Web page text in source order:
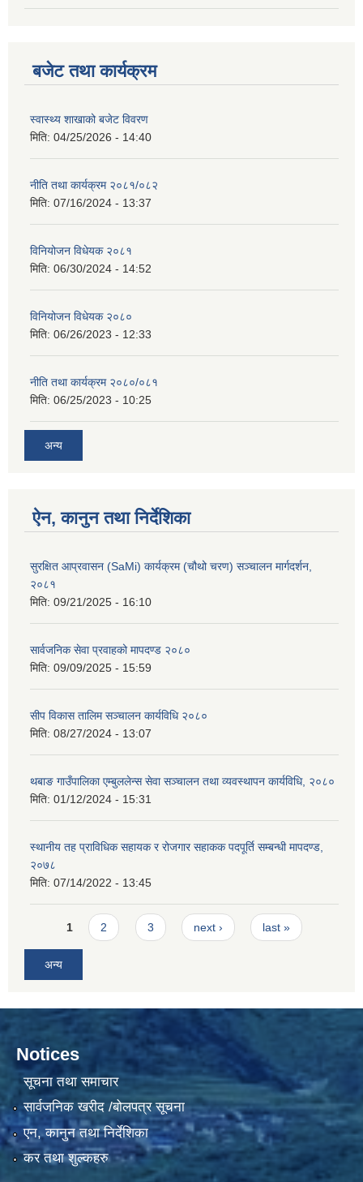
बजेट तथा कार्यक्रम
स्वास्थ्य शाखाको बजेट विवरण
मिति: 04/25/2026 - 14:40
नीति तथा कार्यक्रम २०८१/०८२
मिति: 07/16/2024 - 13:37
विनियोजन विधेयक २०८१
मिति: 06/30/2024 - 14:52
विनियोजन विधेयक २०८०
मिति: 06/26/2023 - 12:33
नीति तथा कार्यक्रम २०८०/०८१
मिति: 06/25/2023 - 10:25
अन्य
ऐन, कानुन तथा निर्देशिका
सुरक्षित आप्रवासन (SaMi) कार्यक्रम (चौथो चरण) सञ्चालन मार्गदर्शन,
२०८१
मिति: 09/21/2025 - 16:10
सार्वजनिक सेवा प्रवाहको मापदण्ड २०८०
मिति: 09/09/2025 - 15:59
सीप विकास तालिम सञ्चालन कार्यविधि २०८०
मिति: 08/27/2024 - 13:07
थबाङ गाउँपालिका एम्बुललेन्स सेवा सञ्चालन तथा व्यवस्थापन कार्यविधि, २०८०
मिति: 01/12/2024 - 15:31
स्थानीय तह प्राविधिक सहायक र रोजगार सहाकक पदपूर्ति सम्बन्धी मापदण्ड,
२०७८
मिति: 07/14/2022 - 13:45
Pages
1 2 3 next › last »
अन्य
Notices
सूचना तथा समाचार
सार्वजनिक खरीद /बोलपत्र सूचना
एन, कानुन तथा निर्देशिका
कर तथा शुल्कहरु